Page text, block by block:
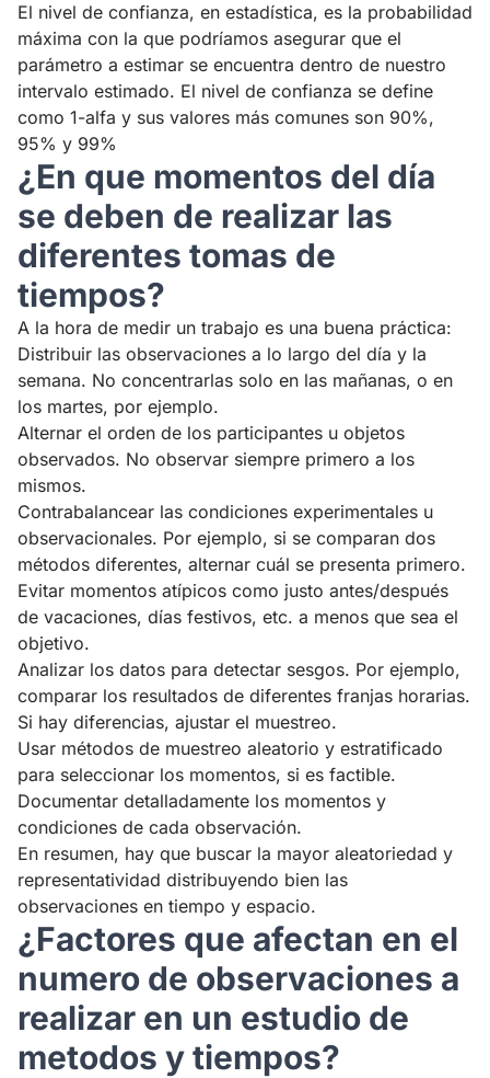
El nivel de confianza, en estadística, es la probabilidad
máxima con la que podríamos asegurar que el
parámetro a estimar se encuentra dentro de nuestro
intervalo estimado. El nivel de confianza se define
como 1-alfa y sus valores más comunes son 90%,
95% y 99%
¿En que momentos del día
se deben de realizar las
diferentes tomas de
tiempos?
A la hora de medir un trabajo es una buena práctica:
Distribuir las observaciones a lo largo del día y la
semana. No concentrarlas solo en las mañanas, o en
los martes, por ejemplo.
Alternar el orden de los participantes u objetos
observados. No observar siempre primero a los
mismos.
Contrabalancear las condiciones experimentales u
observacionales. Por ejemplo, si se comparan dos
métodos diferentes, alternar cuál se presenta primero.
Evitar momentos atípicos como justo antes/después
de vacaciones, días festivos, etc. a menos que sea el
objetivo.
Analizar los datos para detectar sesgos. Por ejemplo,
comparar los resultados de diferentes franjas horarias.
Si hay diferencias, ajustar el muestreo.
Usar métodos de muestreo aleatorio y estratificado
para seleccionar los momentos, si es factible.
Documentar detalladamente los momentos y
condiciones de cada observación.
En resumen, hay que buscar la mayor aleatoriedad y
representatividad distribuyendo bien las
observaciones en tiempo y espacio.
¿Factores que afectan en el
numero de observaciones a
realizar en un estudio de
metodos y tiempos?